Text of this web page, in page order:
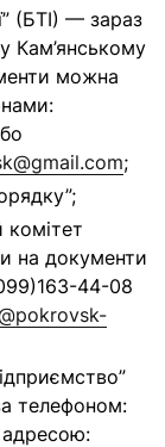
(БТІ) — зараз
Кам’янському
можна
;
на документи
44-08
телефоном: